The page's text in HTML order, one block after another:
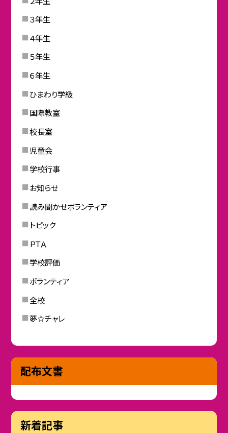
３年生
４年生
５年生
６年生
ひまわり学級
国際教室
校長室
児童会
学校行事
お知らせ
読み聞かせボランティア
トピック
ＰＴＡ
学校評価
ボランティア
全校
夢☆チャレ
配布文書
新着記事